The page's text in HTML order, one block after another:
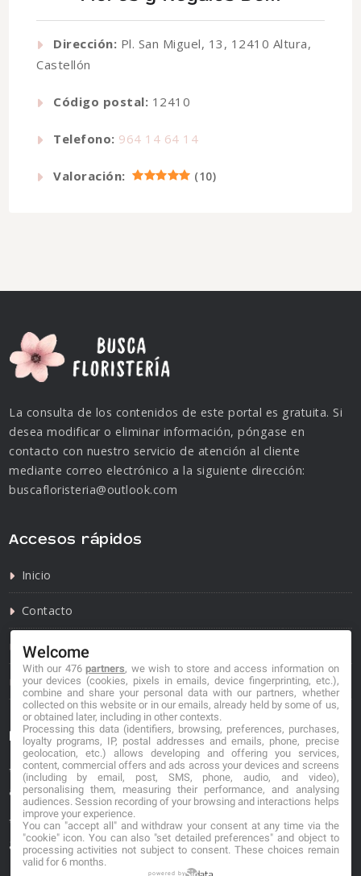
Dirección: Pl. San Miguel, 13, 12410 Altura,
Castellón
Código postal: 12410
Telefono: 964 14 64 14
Valoración: (10)
La consulta de los contenidos de este portal es gratuita. Si
desea modificar o eliminar información, póngase en
contacto con nuestro servicio de atención al cliente
mediante correo electrónico a la siguiente dirección:
buscafloristeria@outlook.com
Accesos rápidos
Inicio
Contacto
Política de privacidad
Política de cookies
Información de contacto
*No se garantiza que los datos mostrados estén
actualizados.
** Los precios mostrados son estimaciones y no se
garantiza su veracidad.
Welcome
With our 476partners, we wish to store and access information on
your devices (cookies, pixels in emails, device fingerprinting, etc.),
combine and share your personal data with our partners, whether
collected on this website or in our emails, already held by some of us,
or obtained later, including in other contexts.
Processing this data (identifiers, browsing, preferences, purchases,
loyalty programs, IP, postal addresses and emails, phone, precise
geolocation, etc.) allows developing and offering you services,
content, commercial offers and ads across your devices and screens
(including by email, post, SMS, phone, audio, and video),
personalising them, measuring their performance, and analysing
audiences. Session recording of your browsing and interactions helps
improve your experience.
You can "accept all" and withdraw your consent at any time via the
"cookie" icon. You can also "set detailed preferences" and object to
processing activities not subject to consent. These choices remain
valid for 6 months.
powered by